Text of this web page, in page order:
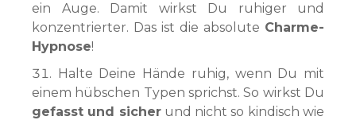
ein Auge. Damit wirkst Du ruhiger und
konzentrierter. Das ist die absolute Charme-
Hypnose!
Halte Deine Hände ruhig, wenn Du mit
einem hübschen Typen sprichst. So wirkst Du
gefasst und sicherund nicht so kindisch wie